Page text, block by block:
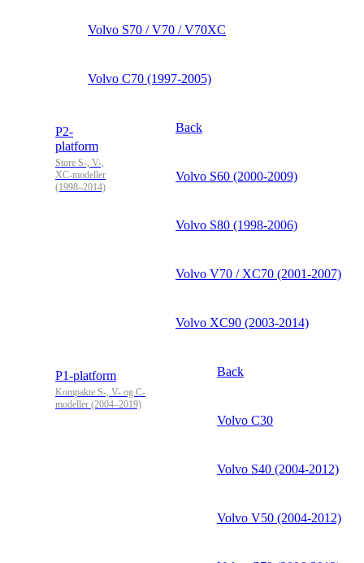
Volvo S70 / V70 / V70XC
Volvo C70 (1997-2005)
P2-
platform
Store S-, V-,
XC-modeller
(1998–2014)
Back
Volvo S60 (2000-2009)
Volvo S80 (1998-2006)
Volvo V70 / XC70 (2001-2007)
Volvo XC90 (2003-2014)
P1-platform
Kompakte S-, V- og C-
modeller (2004–2019)
Back
Volvo C30
Volvo S40 (2004-2012)
Volvo V50 (2004-2012)